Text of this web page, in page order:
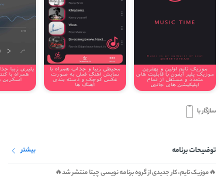
سازگار با
توضیحات برنامه بیشتر
🔥موزیک تایم، کار جدیدی از گروه برنامه نویسی چیتا منتشر شد🔥